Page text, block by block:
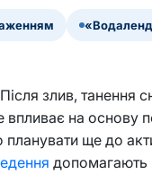
злив, танення
на основу
ще до
допомагають